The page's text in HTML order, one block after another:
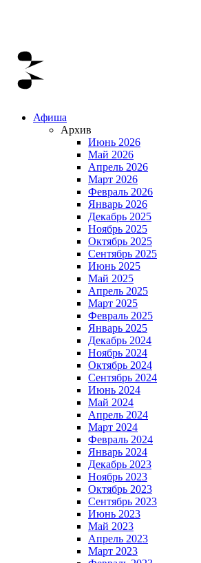
Афиша
Архив
Июнь 2026
Май 2026
Апрель 2026
Март 2026
Февраль 2026
Январь 2026
Декабрь 2025
Ноябрь 2025
Октябрь 2025
Сентябрь 2025
Июнь 2025
Май 2025
Апрель 2025
Март 2025
Февраль 2025
Январь 2025
Декабрь 2024
Ноябрь 2024
Октябрь 2024
Сентябрь 2024
Июнь 2024
Май 2024
Апрель 2024
Март 2024
Февраль 2024
Январь 2024
Декабрь 2023
Ноябрь 2023
Октябрь 2023
Сентябрь 2023
Июнь 2023
Май 2023
Апрель 2023
Март 2023